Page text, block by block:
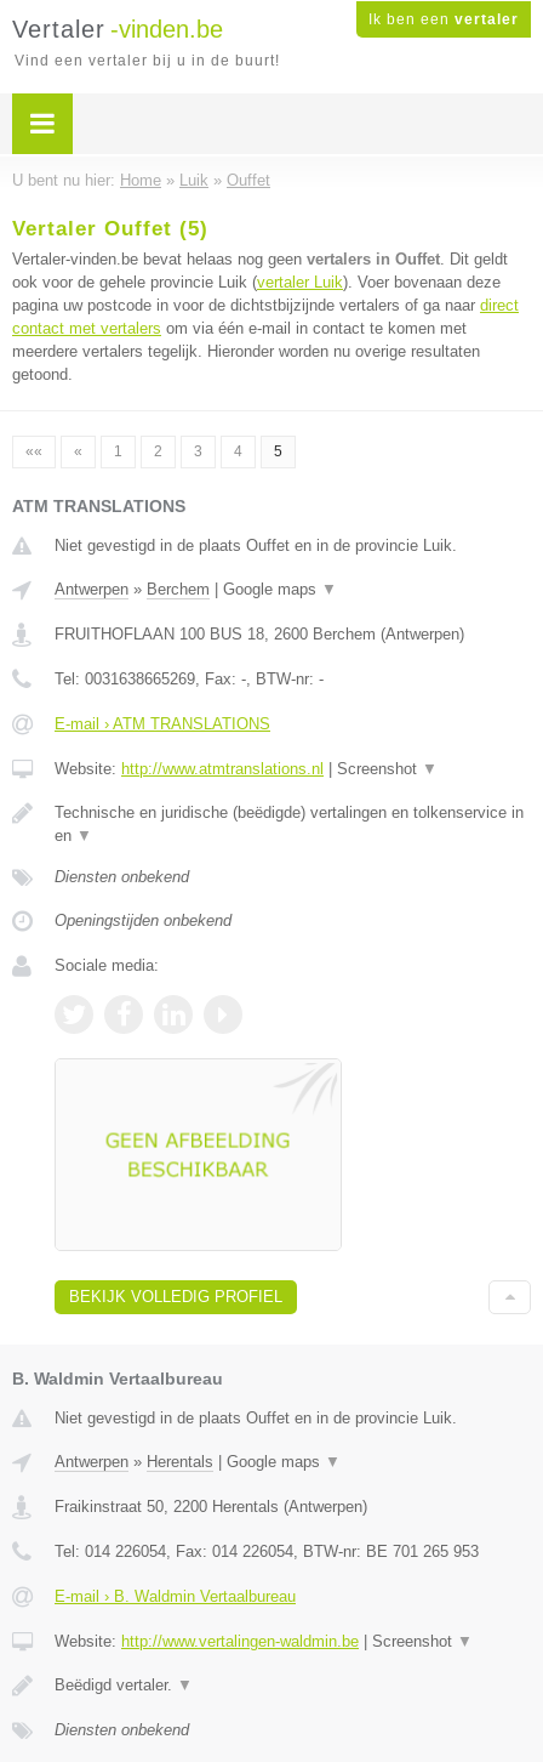
Ik ben een vertaler
Vertaler -vinden.be
Vind een vertaler bij u in de buurt!
U bent nu hier: Home » Luik » Ouffet
Vertaler Ouffet (5)
Vertaler-vinden.be bevat helaas nog geen vertalers in Ouffet. Dit geldt
ook voor de gehele provincie Luik (vertaler Luik). Voer bovenaan deze
pagina uw postcode in voor de dichtstbijzijnde vertalers of ga naar direct
contact met vertalers om via één e-mail in contact te komen met
meerdere vertalers tegelijk. Hieronder worden nu overige resultaten
getoond.
«« « 1 2 3 4 5
ATM TRANSLATIONS
Niet gevestigd in de plaats Ouffet en in de provincie Luik.
Antwerpen » Berchem Google maps ▼
FRUITHOFLAAN 100 BUS 18, 2600 Berchem (Antwerpen)
Tel: 0031638665269, Fax: -, BTW-nr: -
E-mail › ATM TRANSLATIONS
Website: http://www.atmtranslations.nl Screenshot ▼
Technische en juridische (beëdigde) vertalingen en tolkenservice in
en ▼
Diensten onbekend
Openingstijden onbekend
Sociale media:
BEKIJK VOLLEDIG PROFIEL
B. Waldmin Vertaalbureau
Niet gevestigd in de plaats Ouffet en in de provincie Luik.
Antwerpen » Herentals | Google maps ▼
Fraikinstraat 50 2200 Herentals (Antwerpen)
Tel: 014 226054 , Fax: 014 226054 , BTW-nr: BE 701 265 953
E-mail › B. Waldmin Vertaalbureau
Website: http://www.vertalingen-waldmin.be | Screenshot ▼
Beëdigd vertaler. ▼
Diensten onbekend